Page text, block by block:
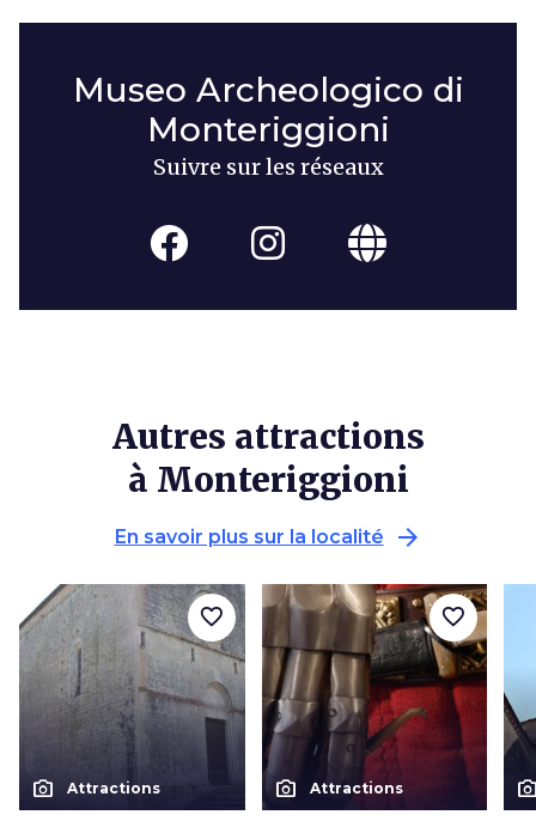
Museo Archeologico di
Monteriggioni
Suivre sur les réseaux
Autres attractions
à Monteriggioni
En savoir plus sur la localité arrow_forward
photo_camera Attractions
favorite_border
photo_camera Attractions
favorite_border